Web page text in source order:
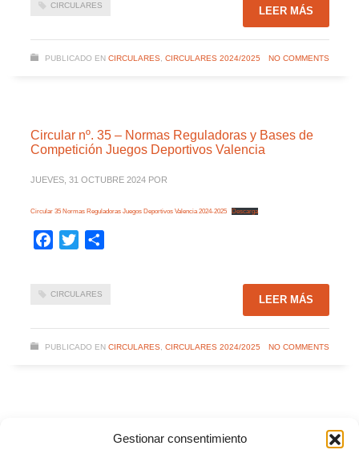
Gestionar consentimiento
CIRCULARES LEER MÁS
PUBLICADO EN CIRCULARES, CIRCULARES 2024/2025 NO COMMENTS
Circular nº. 35 – Normas Reguladoras y Bases de
Competición Juegos Deportivos Valencia
JUEVES, 31 OCTUBRE 2024 POR
Circular 35 Normas Reguladoras Juegos Deportivos Valencia 2024-2025 Descarga
Facebook
Twitter
CIRCULARES LEER MÁS
PUBLICADO EN CIRCULARES, CIRCULARES 2024/2025 NO COMMENTS
Competición Futsal Base Valenta